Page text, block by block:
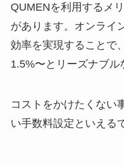
QUMENを利用するメ
があります。オンライ
効率を実現することで
1.5%〜とリーズナブル
コストをかけたくない
い手数料設定といえる